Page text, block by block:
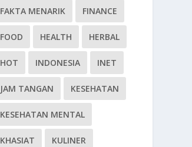
FAKTA MENARIK FINANCE
FOOD HEALTH HERBAL
HOT INDONESIA INET
JAM TANGAN KESEHATAN
KESEHATAN MENTAL
KHASIAT KULINER